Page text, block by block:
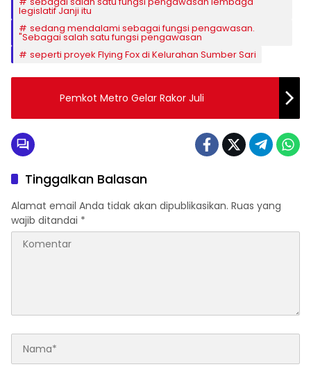
legislatif Janji itu
sedang mendalami sebagai fungsi pengawasan.
"Sebagai salah satu fungsi pengawasan
seperti proyek Flying Fox di Kelurahan Sumber Sari
Pemkot Metro Gelar Rakor Juli
Tinggalkan Balasan
Alamat email Anda tidak akan dipublikasikan. Ruas yang
wajib ditandai *